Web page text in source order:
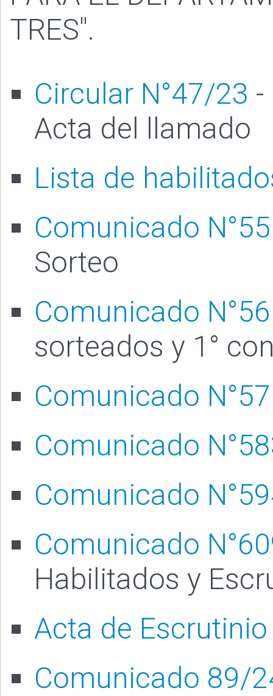
TRES".
Circular N°47/23 -
Acta del llamado
Lista de
Comunicado
Sorteo
Comunicado
sorteados y 1°
Comunicado
Comunicado
Comunicado
Comunicado
Habilitados y
Acta de
Comunicado 89/